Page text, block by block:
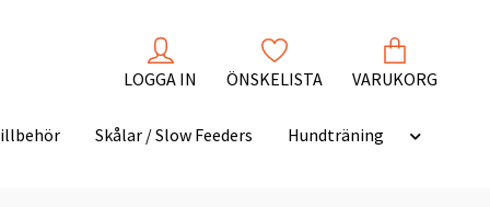
LOGGA IN ÖNSKELISTA VARUKORG
Skålar / Slow Feeders
Hundträning